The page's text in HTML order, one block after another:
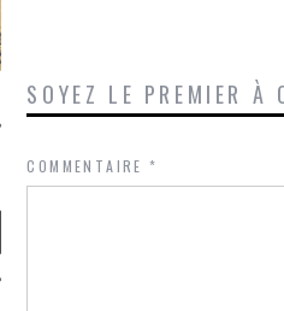
SOYEZ LE PREMIER À
COMMENTAIRE*